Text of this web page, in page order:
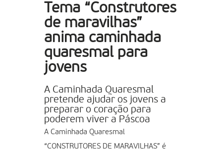
Tema “Construtores
de maravilhas”
anima caminhada
quaresmal para
jovens
A Caminhada Quaresmal
pretende ajudar os jovens a
preparar o coração para
poderem viver a Páscoa
A Caminhada Quaresmal
“CONSTRUTORES DE MARAVILHAS” é